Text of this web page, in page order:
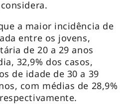
a maior incidência de
entre os jovens,
de 20 a 29 anos
32,9% dos casos,
de idade de 30 a 39
com médias de 28,9%